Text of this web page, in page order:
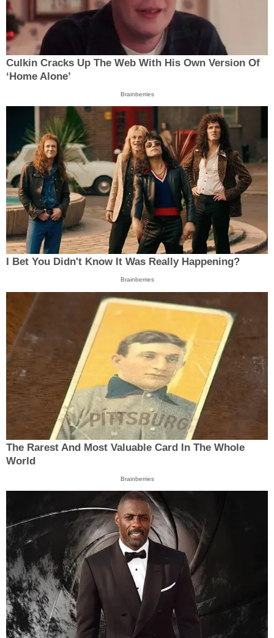
Culkin Cracks Up The Web With His Own Version Of
‘Home Alone’
Brainberries
I Bet You Didn't Know It Was Really Happening?
Brainberries
The Rarest And Most Valuable Card In The Whole
World
Brainberries